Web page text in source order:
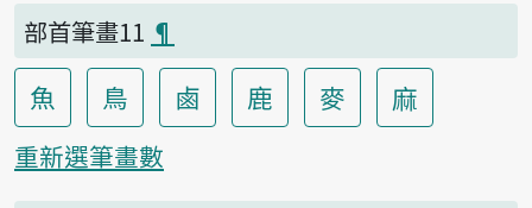
部首筆畫11 ¶
魚 鳥 鹵 鹿 麥 麻
重新選筆畫數